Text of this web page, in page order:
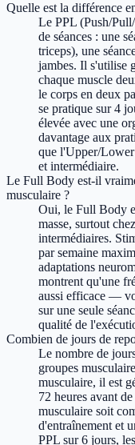
Quelle est la différence
Le PPL (Push/
de séances : une
triceps), une
jambes. Il s'utilise
chaque muscle
le corps en deux
se pratique sur 4
élevée avec une
davantage aux
que l'Upper/Lower
et intermédiaire.
Le Full Body est-il
musculaire ?
Oui, le Full Body
masse, surtout
intermédiaires.
par semaine
adaptations
montrent qu'une
aussi efficace —
sur une seule
qualité de
Combien de jours de
Le nombre de
groupes
musculaire, il est
72 heures avant
musculaire soit
d'entraînement et
PPL sur 6 jours,